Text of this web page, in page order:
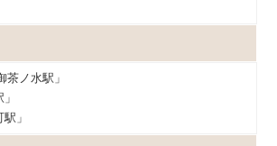
茶ノ水駅」
」